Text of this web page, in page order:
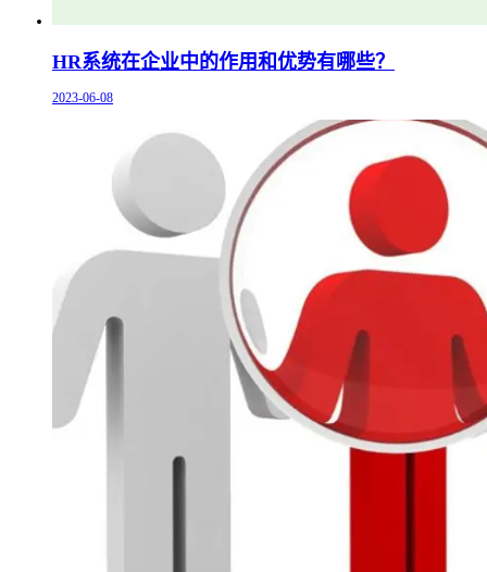
HR系统在企业中的作用和优势有哪些？
2023-06-08